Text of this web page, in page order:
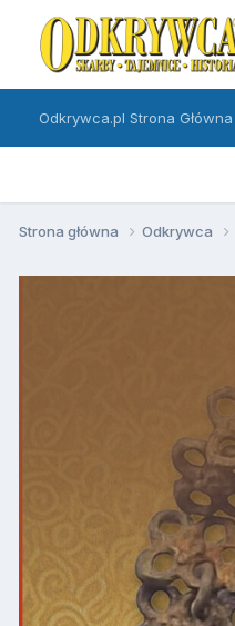
Odkrywca.pl Strona Główna
Strona główna Odkrywca